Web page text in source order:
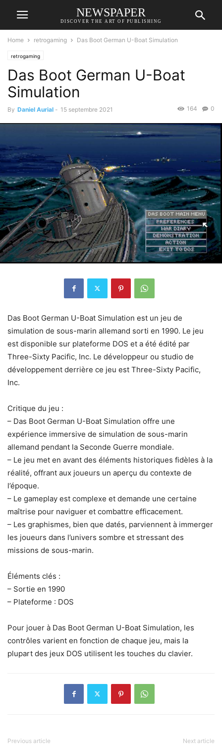
NEWSPAPER
DISCOVER THE ART OF PUBLISHING
Home retrogaming Das Boot German U-Boat Simulation
retrogaming
Das Boot German U-Boat
Simulation
By Daniel Aurial - 15 septembre 2021 0
164
Das Boot German U-Boat Simulation est un jeu de
simulation de sous-marin allemand sorti en 1990. Le jeu
est disponible sur plateforme DOS et a été édité par
Three-Sixty Pacific, Inc. Le développeur ou studio de
développement derrière ce jeu est Three-Sixty Pacific,
Inc.
Critique du jeu :
– Das Boot German U-Boat Simulation offre une
expérience immersive de simulation de sous-marin
allemand pendant la Seconde Guerre mondiale.
– Le jeu met en avant des éléments historiques fidèles à la
réalité, offrant aux joueurs un aperçu du contexte de
l’époque.
– Le gameplay est complexe et demande une certaine
maîtrise pour naviguer et combattre efficacement.
– Les graphismes, bien que datés, parviennent à immerger
les joueurs dans l’univers sombre et stressant des
missions de sous-marin.
Éléments clés :
– Sortie en 1990
– Plateforme : DOS
Pour jouer à Das Boot German U-Boat Simulation, les
contrôles varient en fonction de chaque jeu, mais la
plupart des jeux DOS utilisent les touches du clavier.
Previous article Next article